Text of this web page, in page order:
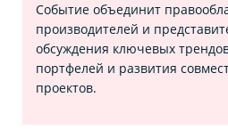
Событие объединит
производителей и
обсуждения ключевых
портфелей и развития
проектов.